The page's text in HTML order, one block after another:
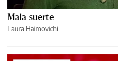
Mala suerte
Laura Haimovichi